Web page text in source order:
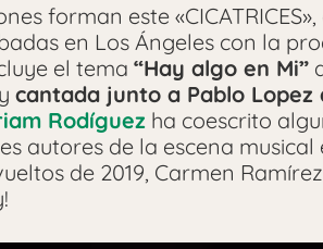
forman este
en Los Ángeles con la
el tema “Hay algo en Mi”
cantada junto a Pablo
Rodíguez ha coescrito
autores de la escena
de 2019, Carmen